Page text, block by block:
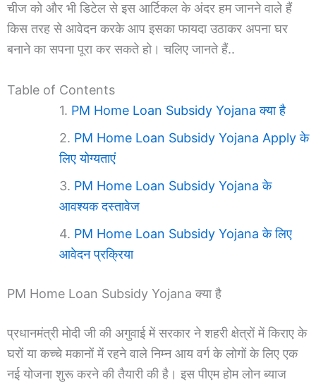
चीज को और भी डिटेल से इस आर्टिकल के अंदर हम जानने वाले हैं
किस तरह से आवेदन करके आप इसका फायदा उठाकर अपना घर
बनाने का सपना पूरा कर सकते हो। चलिए जानते हैं..
Table of Contents
PM Home Loan Subsidy Yojana क्या है
PM Home Loan Subsidy Yojana Apply के
लिए योग्यताएं
PM Home Loan Subsidy Yojana के
आवश्यक दस्तावेज
PM Home Loan Subsidy Yojana के लिए
आवेदन प्रक्रिया
PM Home Loan Subsidy Yojana क्या है
प्रधानमंत्री मोदी जी की अगुवाई में सरकार ने शहरी क्षेत्रों में किराए के
घरों या कच्चे मकानों में रहने वाले निम्न आय वर्ग के लोगों के लिए एक
नई योजना शुरू करने की तैयारी की है। इस पीएम होम लोन ब्याज